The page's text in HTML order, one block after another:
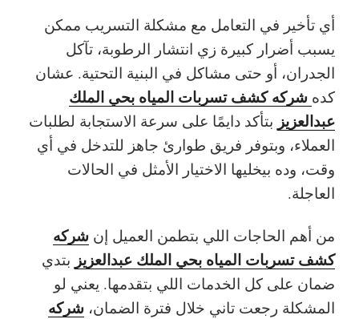
أي تأخير في التعامل مع مشكلة التسريب ممكن
يسبب أضرار كبيرة زي انتشار الرطوبة، تآكل
الجدران، أو حتى مشاكل في البنية التحتية. عشان
كده شركه كشف تسربات المياه بحي الملك
عبدالعزيز بتأكد دايمًا على سرعة الاستجابة لطلبات
العملاء، وبتوفر فريق طوارئ جاهز للتدخل في أي
وقت، وده بيخليها الاختيار الأمثل في الحالات
العاجلة.
من أهم الحاجات اللي بتطمن العميل إن شركه
كشف تسربات المياه بحي الملك عبدالعزيز بتدي
ضمان على كل الخدمات اللي بتقدمها. يعني لو
المشكلة رجعت تاني خلال فترة الضمان، شركه